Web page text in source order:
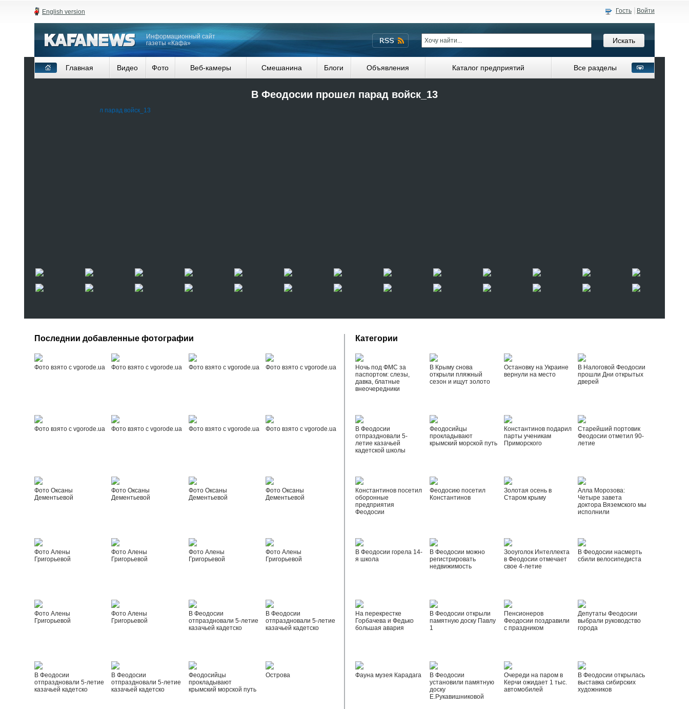
English version Гость Войти
Информационный сайт
газеты «Кафа»
Главная Видео Фото Веб-камеры Смешанина Блоги Объявления Каталог предприятий Все разделы
В Феодосии прошел парад войск_13
Последнии добавленные фотографии
Фото взято с vgorode.ua Фото взято с vgorode.ua Фото взято с vgorode.ua Фото взято с vgorode.ua
Фото взято с vgorode.ua Фото взято с vgorode.ua Фото взято с vgorode.ua Фото взято с vgorode.ua
Фото Оксаны
Дементьевой
Фото Оксаны
Дементьевой
Фото Оксаны
Дементьевой
Фото Оксаны
Дементьевой
Фото Алены
Григорьевой
Фото Алены
Григорьевой
Фото Алены
Григорьевой
Фото Алены
Григорьевой
Фото Алены
Григорьевой
Фото Алены
Григорьевой
В Феодосии
отпраздновали 5-летие
казачьей кадетско
В Феодосии
отпраздновали 5-летие
казачьей кадетско
В Феодосии
отпраздновали 5-летие
казачьей кадетско
В Феодосии
отпраздновали 5-летие
казачьей кадетско
Феодосийцы
прокладывают
крымский морской путь
Острова
Категории
Ночь под ФМС за
паспортом: слезы,
давка, блатные
внеочередники
В Крыму снова
открыли пляжный
сезон и ищут золото
Остановку на Украине
вернули на место
В Налоговой Феодосии
прошли Дни открытых
дверей
В Феодосии
отпраздновали 5-
летие казачьей
кадетской школы
Феодосийцы
прокладывают
крымский морской путь
Константинов подарил
парты ученикам
Приморского
Старейший портовик
Феодосии отметил 90-
летие
Константинов посетил
оборонные
предприятия
Феодосии
Феодосию посетил
Константинов
Золотая осень в
Старом крыму
Алла Морозова:
Четыре завета
доктора Вяземского мы
исполнили
В Феодосии горела 14-
я школа
В Феодосии можно
регистрировать
недвижимость
Зооуголок Интеллекта
в Феодосии отмечает
свое 4-летие
В Феодосии насмерть
сбили велосипедиста
На перекрестке
Горбачева и Федько
большая авария
В Феодосии открыли
памятную доску Павлу
1
Пенсионеров
Феодосии поздравили
с праздником
Депутаты Феодосии
выбрали руководство
города
Фауна музея Карадага
В Феодосии
установили памятную
доску
Е.Рукавишниковой
Очереди на паром в
Керчи ожидает 1 тыс.
автомобилей
В Феодосии открылась
выставка сибирских
художников